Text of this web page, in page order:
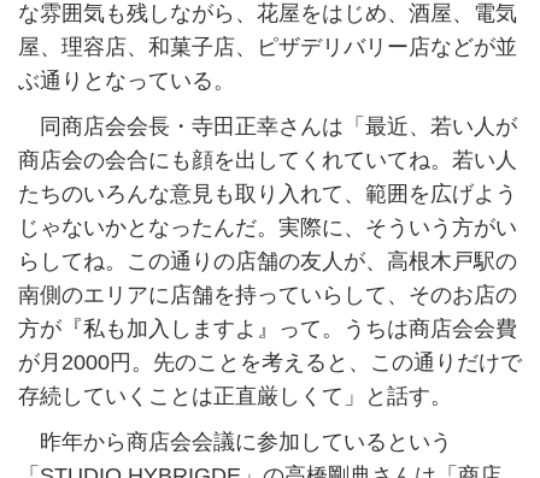
な雰囲気も残しながら、花屋をはじめ、酒屋、電気
屋、理容店、和菓子店、ピザデリバリー店などが並
ぶ通りとなっている。
同商店会会長・寺田正幸さんは「最近、若い人が
商店会の会合にも顔を出してくれていてね。若い人
たちのいろんな意見も取り入れて、範囲を広げよう
じゃないかとなったんだ。実際に、そういう方がい
らしてね。この通りの店舗の友人が、高根木戸駅の
南側のエリアに店舗を持っていらして、そのお店の
方が『私も加入しますよ』って。うちは商店会会費
が月2000円。先のことを考えると、この通りだけで
存続していくことは正直厳しくて」と話す。
昨年から商店会会議に参加しているという